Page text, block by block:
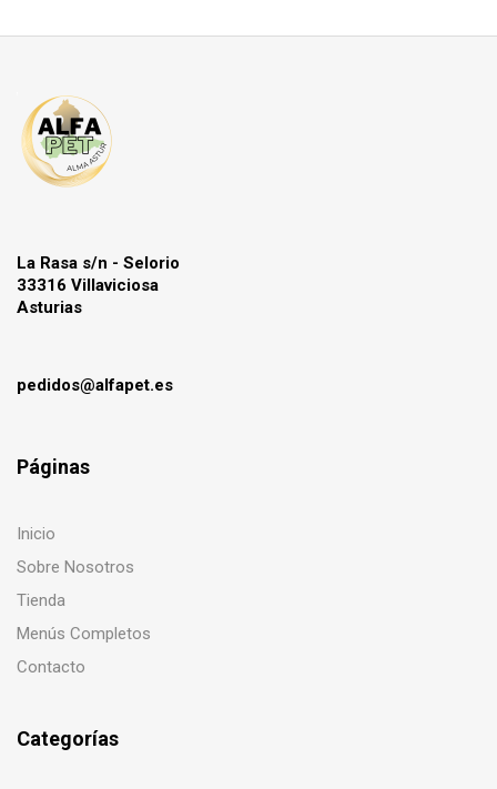
La Rasa s/n - Selorio
33316 Villaviciosa
Asturias
pedidos@alfapet.es
Páginas
Inicio
Sobre Nosotros
Tienda
Menús Completos
Contacto
Categorías